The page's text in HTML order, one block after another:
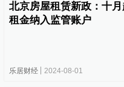
北京房屋租赁新政：十月
租金纳入监管账户
乐居财经 2024-08-01